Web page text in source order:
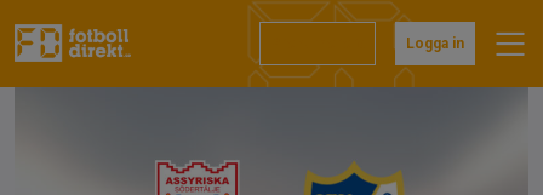
till
Logga in